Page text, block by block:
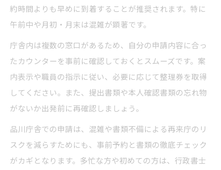
約時間よりも早めに到着することが推奨されます。特に
午前中や月初・月末は混雑が顕著です。
庁舎内は複数の窓口があるため、自分の申請内容に合っ
たカウンターを事前に確認しておくとスムーズです。案
内表示や職員の指示に従い、必要に応じて整理券を取得
してください。また、提出書類や本人確認書類の忘れ物
がないか出発前に再確認しましょう。
品川庁舎での申請は、混雑や書類不備による再来庁のリ
スクを減らすためにも、事前予約と書類の徹底チェック
がカギとなります。多忙な方や初めての方は、行政書士